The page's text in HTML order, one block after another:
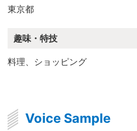
東京都
趣味・特技
料理、ショッピング
Voice Sample